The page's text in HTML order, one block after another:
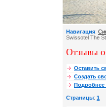
Навигация:
Swissotel The
Отзывы
Оставить
Создать
Подробнее
Страницы: 1